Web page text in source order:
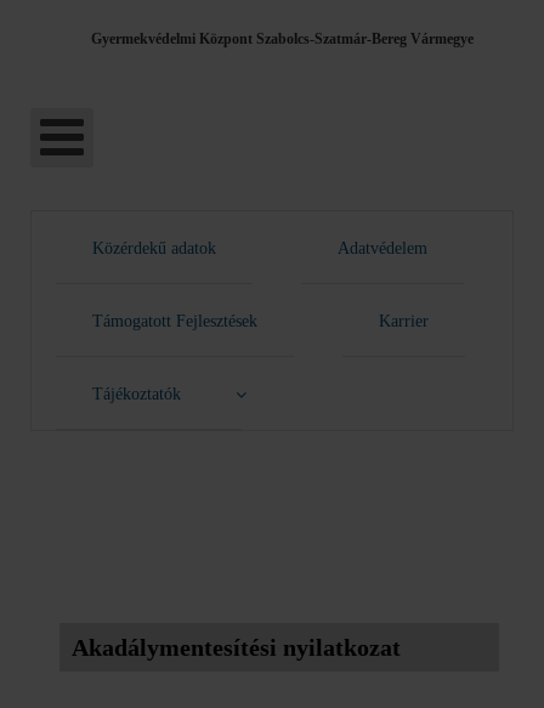
Gyermekvédelmi Központ Szabolcs-Szatmár-Bereg Vármegye
Közérdekű adatok Adatvédelem
Támogatott Fejlesztések Karrier
Tájékoztatók
Akadálymentesítési nyilatkozat